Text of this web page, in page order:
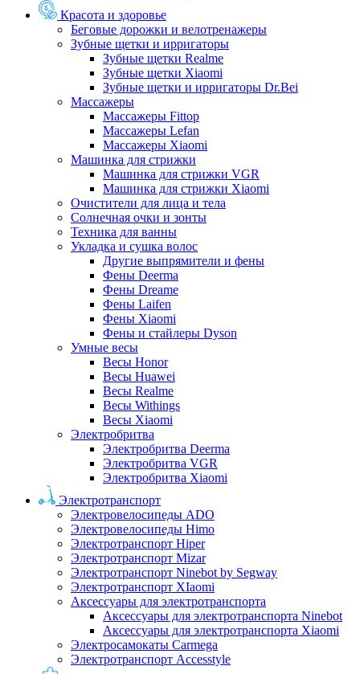
Красота и здоровье
Беговые дорожки и велотренажеры
Зубные щетки и ирригаторы
Зубные щетки Realme
Зубные щетки Xiaomi
Зубные щетки и ирригаторы Dr.Bei
Массажеры
Массажеры Fittop
Массажеры Lefan
Массажеры Xiaomi
Машинка для стрижки
Машинка для стрижки VGR
Машинка для стрижки Xiaomi
Очистители для лица и тела
Солнечная очки и зонты
Техника для ванны
Укладка и сушка волос
Другие выпрямители и фены
Фены Deerma
Фены Dreame
Фены Laifen
Фены Xiaomi
Фены и стайлеры Dyson
Умные весы
Весы Honor
Весы Huawei
Весы Realme
Весы Withings
Весы Xiaomi
Электробритва
Электробритва Deerma
Электробритва VGR
Электробритва Xiaomi
Электротранспорт
Электровелосипеды ADO
Электровелосипеды Himo
Электротранспорт Hiper
Электротранспорт Mizar
Электротранспорт Ninebot by Segway
Электротранспорт XIaomi
Аксессуары для электротранспорта
Аксессуары для электротранспорта Ninebot
Аксессуары для электротранспорта Xiaomi
Электросамокаты Carmega
Электротранспорт Accesstyle